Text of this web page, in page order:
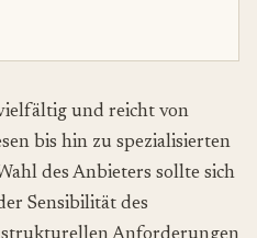
und reicht von
bis hin zu spezialisierten
des Anbieters sollte sich
Sensibilität des